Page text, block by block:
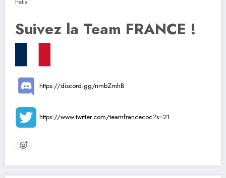
Felix
Suivez la Team FRANCE !
https://discord.gg/nmbZmhB
https://www.twitter.com/teamfrancecoc?s=21